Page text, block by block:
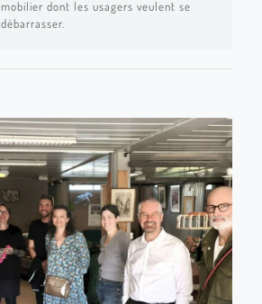
mobilier dont les usagers veulent se
débarrasser.